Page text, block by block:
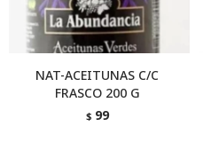
NAT-ACEITUNAS C/C
FRASCO 200 G
$ 99